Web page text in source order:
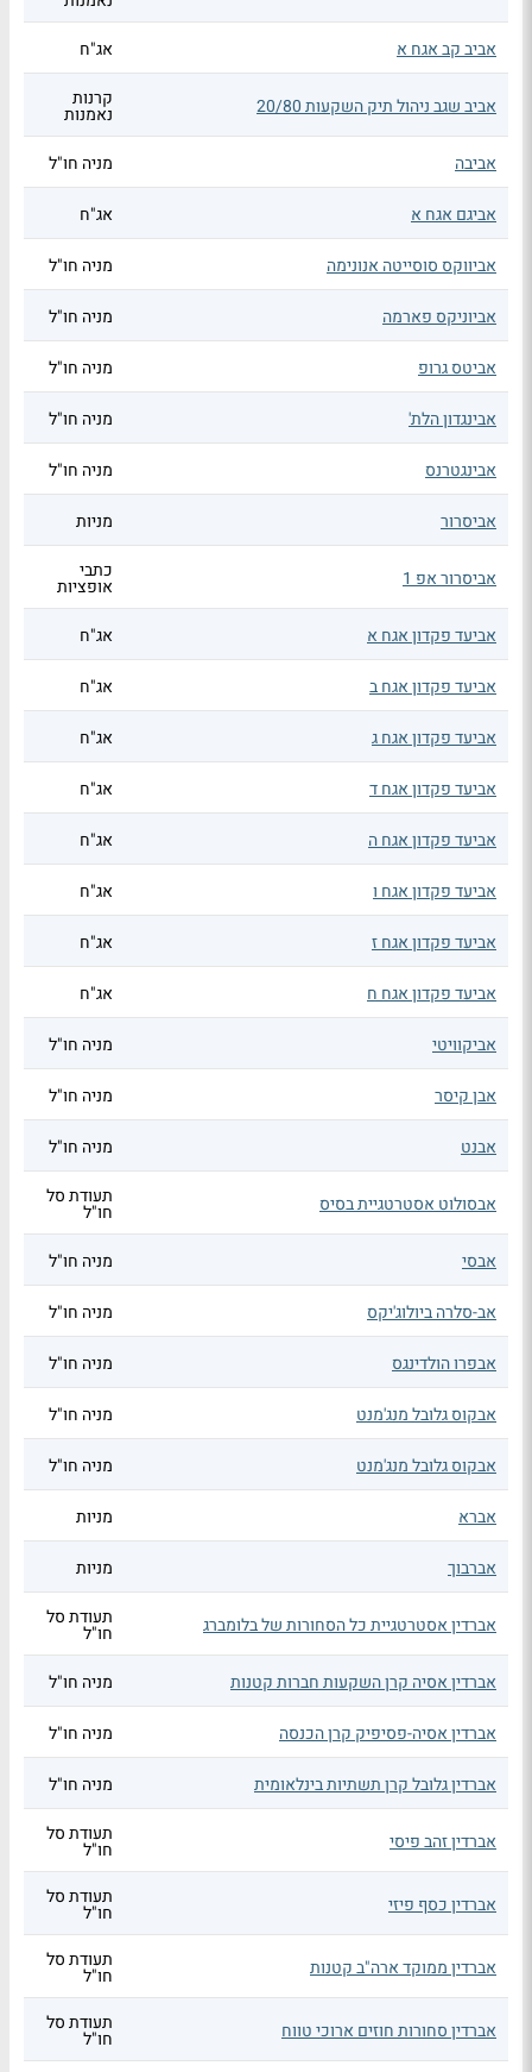
אביב קב אגח א
אג"ח
אביב שגב ניהול תיק השקעות 20/80 קרנות
נאמנות
אביבה
מניה חו"ל
אביגם אגח א אג"ח
אביווקס סוסייטה אנונימה מניה חו"ל
אביוניקס פארמה מניה חו"ל
אביטס גרופ מניה חו"ל
אבינגדון הלת' מניה חו"ל
אבינגטרנס מניה חו"ל
אביסרור מניות
אביסרור אפ 1 כתבי
אופציות
אביעד פקדון אגח א
אג"ח
אביעד פקדון אגח ב אג"ח
אביעד פקדון אגח ג אג"ח
אביעד פקדון אגח ד אג"ח
אביעד פקדון אגח ה אג"ח
אביעד פקדון אגח ו אג"ח
אביעד פקדון אגח ז אג"ח
אביעד פקדון אגח ח אג"ח
אביקוויטי מניה חו"ל
אבן קיסר מניה חו"ל
אבנט מניה חו"ל
אבסולוט אסטרטגיית בסיס תעודת סל
חו"ל
אבסי
מניה חו"ל
אב-סלרה ביולוג'יקס מניה חו"ל
אבפרו הולדינגס מניה חו"ל
אבקוס גלובל מנג'מנט מניה חו"ל
אבקוס גלובל מנג'מנט מניה חו"ל
אברא מניות
אברבוך מניות
אברדין אסטרטגיית כל הסחורות של בלומברג תעודת סל
חו"ל
אברדין אסיה קרן השקעות חברות קטנות
מניה חו"ל
אברדין אסיה-פסיפיק קרן הכנסה מניה חו"ל
אברדין גלובל קרן תשתיות בינלאומית מניה חו"ל
אברדין זהב פיסי תעודת סל
חו"ל
אברדין כסף פיזי תעודת סל
חו"ל
אברדין ממוקד ארה"ב קטנות תעודת סל
חו"ל
אברדין סחורות חוזים ארוכי טווח תעודת סל
חו"ל